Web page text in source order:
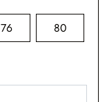
76 80